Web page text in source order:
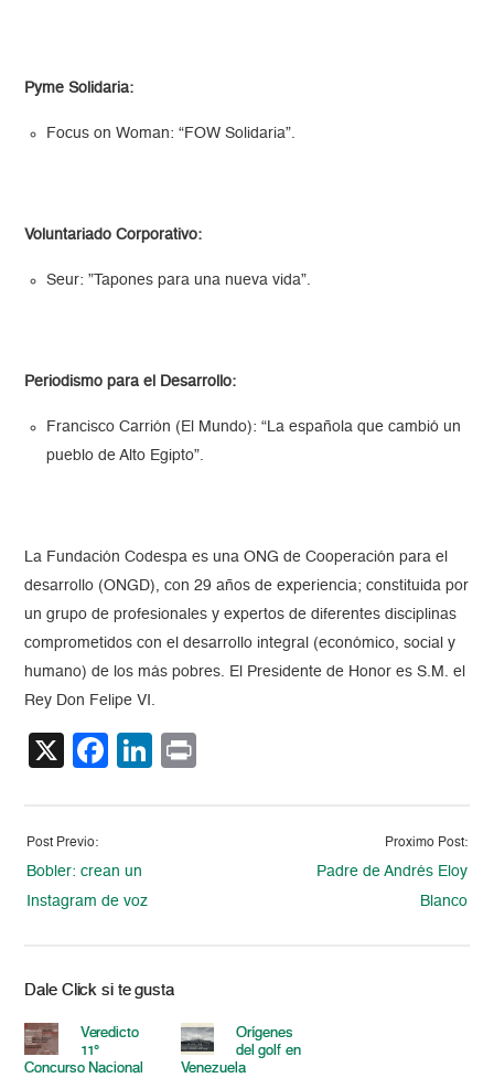
Pyme Solidaria:
Focus on Woman: “FOW Solidaria”.
Voluntariado Corporativo:
Seur: ”Tapones para una nueva vida”.
Periodismo para el Desarrollo:
Francisco Carrión (El Mundo): “La española que cambió un
pueblo de Alto Egipto”.
La Fundación Codespa es una ONG de Cooperación para el
desarrollo (ONGD), con 29 años de experiencia; constituida por
un grupo de profesionales y expertos de diferentes disciplinas
comprometidos con el desarrollo integral (económico, social y
humano) de los más pobres. El Presidente de Honor es S.M. el
Rey Don Felipe VI.
X Facebook
LinkedIn
Post Previo:
Bobler: crean un
Instagram de voz
Proximo Post:
Padre de Andrés Eloy
Blanco
Dale Click si te gusta
Veredicto
11°
Concurso Nacional
Orígenes
del golf en
Venezuela